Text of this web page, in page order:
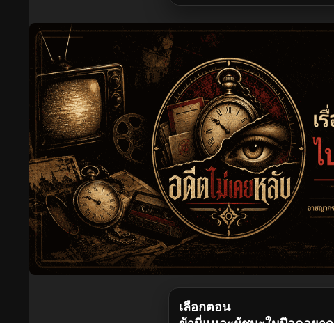
เลือกตอน